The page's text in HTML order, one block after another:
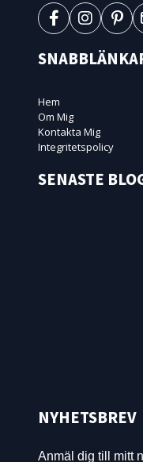
Hem
Om Mig
Kontakta Mig
Integritetspolicy
SENASTE
NYHETSBREV
Anmäl dig till mitt